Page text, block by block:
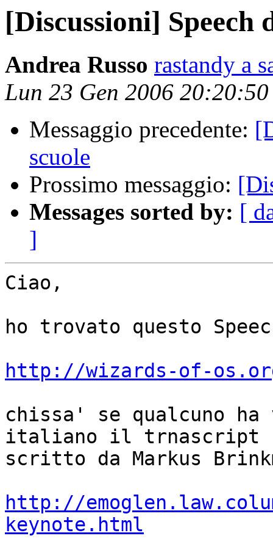
[Discussioni] Speech
Andrea Russo rastandy a
Lun 23 Gen 2006
Messaggio precedente:
scuole
Prossimo messaggio:
Messages sorted by: [
]
Ciao,
ho trovato questo
http://wizards-of-
chissa' se qualcuno
italiano il trnascript
scritto da Markus
http://
keynote.html